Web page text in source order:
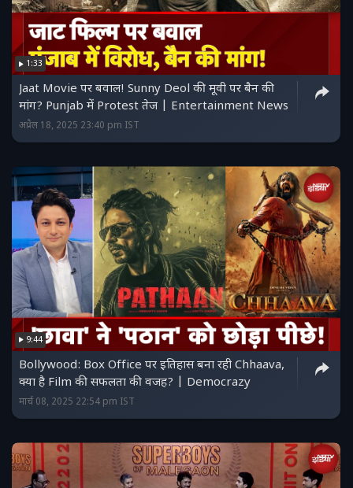
1:33
Jaat Movie पर बवाल! Sunny Deol की मूवी पर बैन की
मांग? Punjab में Protest तेज | Entertainment News
अप्रैल 18, 2025 23:40 pm IST
9:44
Bollywood: Box Office पर इतिहास बना रही Chhaava,
क्या है Film की सफलता की वजह? | Democrazy
मार्च 08, 2025 22:54 pm IST